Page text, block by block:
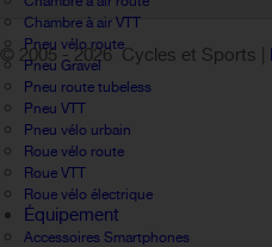
Chambre à air VTT
Pneu vélo route
Pneu Gravel
Pneu route tubeless
Pneu VTT
Pneu vélo urbain
Roue vélo route
Roue VTT
Roue vélo électrique
Équipement
Accessoires Smartphones
© 2005 -2026 Cycles et Sports |